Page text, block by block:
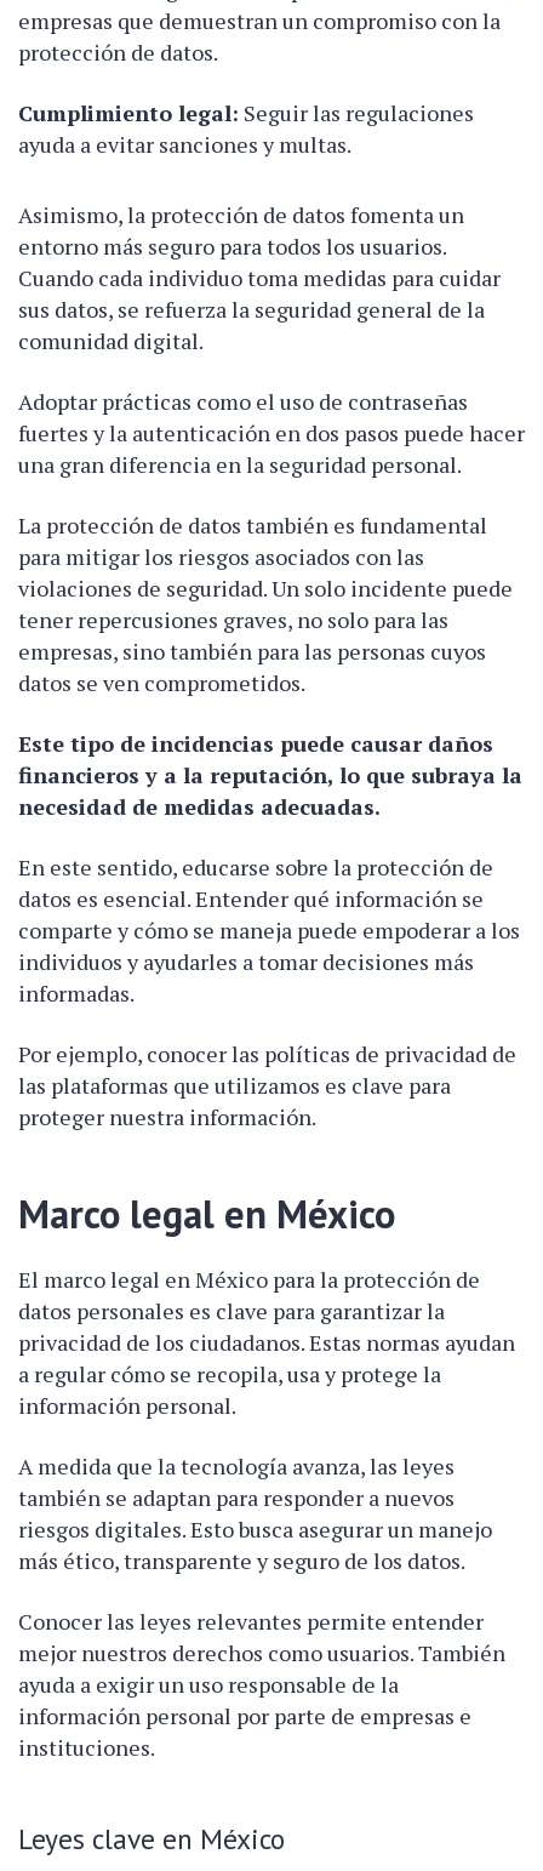
empresas que demuestran un compromiso con la
protección de datos.
Cumplimiento legal: Seguir las regulaciones
ayuda a evitar sanciones y multas.
Asimismo, la protección de datos fomenta un
entorno más seguro para todos los usuarios.
Cuando cada individuo toma medidas para cuidar
sus datos, se refuerza la seguridad general de la
comunidad digital.
Adoptar prácticas como el uso de contraseñas
fuertes y la autenticación en dos pasos puede hacer
una gran diferencia en la seguridad personal.
La protección de datos también es fundamental
para mitigar los riesgos asociados con las
violaciones de seguridad. Un solo incidente puede
tener repercusiones graves, no solo para las
empresas, sino también para las personas cuyos
datos se ven comprometidos.
Este tipo de incidencias puede causar daños
financieros y a la reputación, lo que subraya la
necesidad de medidas adecuadas.
En este sentido, educarse sobre la protección de
datos es esencial. Entender qué información se
comparte y cómo se maneja puede empoderar a los
individuos y ayudarles a tomar decisiones más
informadas.
Por ejemplo, conocer las políticas de privacidad de
las plataformas que utilizamos es clave para
proteger nuestra información.
Marco legal en México
El marco legal en México para la protección de
datos personales es clave para garantizar la
privacidad de los ciudadanos. Estas normas ayudan
a regular cómo se recopila, usa y protege la
información personal.
A medida que la tecnología avanza, las leyes
también se adaptan para responder a nuevos
riesgos digitales. Esto busca asegurar un manejo
más ético, transparente y seguro de los datos.
Conocer las leyes relevantes permite entender
mejor nuestros derechos como usuarios. También
ayuda a exigir un uso responsable de la
información personal por parte de empresas e
instituciones.
Leyes clave en México